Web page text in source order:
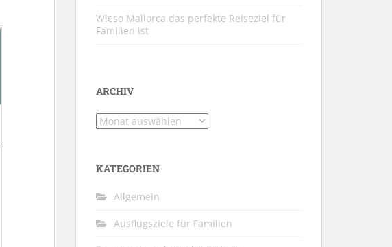
Wieso Mallorca das perfekte Reiseziel für
Familien ist
ARCHIV
Archiv
KATEGORIEN
Allgemein
Ausflugsziele für Familien